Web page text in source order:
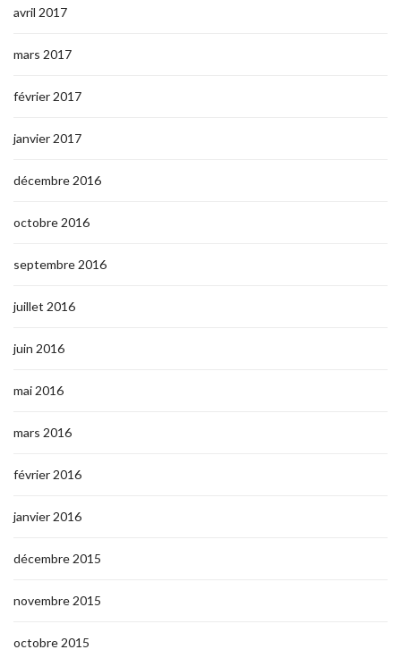
avril 2017
mars 2017
février 2017
janvier 2017
décembre 2016
octobre 2016
septembre 2016
juillet 2016
juin 2016
mai 2016
mars 2016
février 2016
janvier 2016
décembre 2015
novembre 2015
octobre 2015